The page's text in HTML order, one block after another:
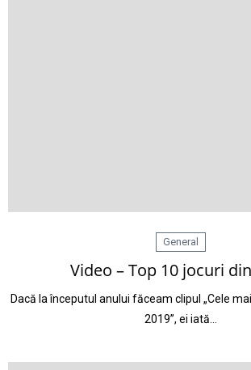
General
Video – Top 10 jocuri
Dacă la începutul anului făceam clipul „Cele
2019”, ei iată…